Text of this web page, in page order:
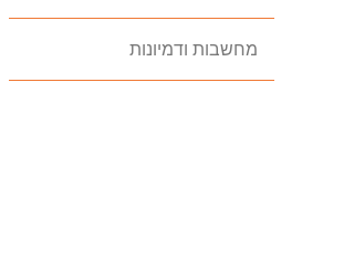
מחשבות ודמיונות